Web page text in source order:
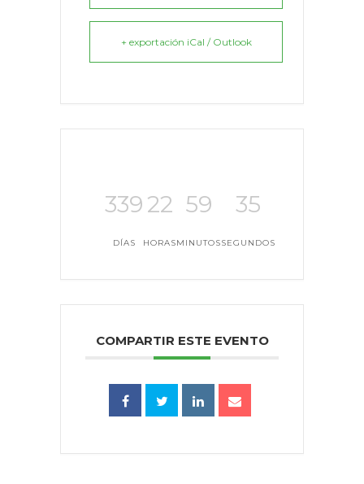
+ exportación iCal / Outlook
339
DÍAS
22
HORAS
59
MINUTOS
34
SEGUNDOS
COMPARTIR ESTE EVENTO